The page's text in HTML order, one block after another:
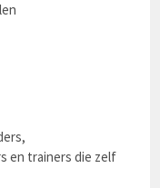
en trainers die zelf